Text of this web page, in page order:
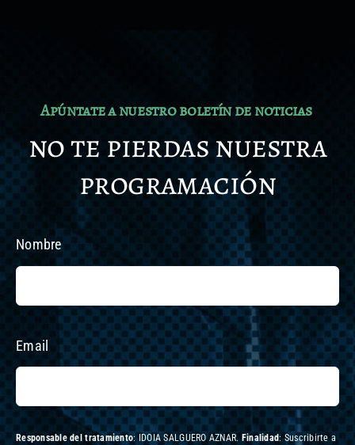
Apúntate a nuestro boletín de noticias
no te pierdas nuestra
programación
Nombre
Email
Responsable del tratamiento: IDOIA SALGUERO AZNAR. Finalidad: Suscribirte a